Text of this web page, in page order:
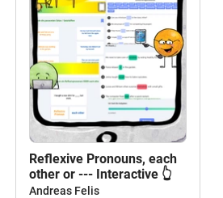
Reflexive Pronouns, each
other or --- Interactive 👆
Andreas Felis